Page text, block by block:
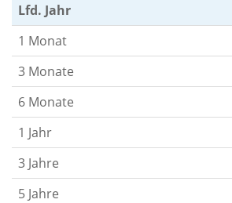
Lfd. Jahr
1 Monat
3 Monate
6 Monate
1 Jahr
3 Jahre
5 Jahre